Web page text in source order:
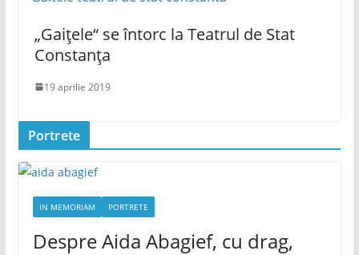
„Gaițele“ se întorc la Teatrul de Stat
Constanța
19 aprilie 2019
Portrete
IN MEMORIAM PORTRETE
Despre Aida Abagief, cu drag,